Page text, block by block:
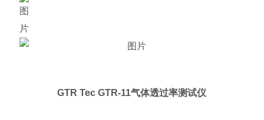
GTR Tec GTR-11气体透过率测试仪